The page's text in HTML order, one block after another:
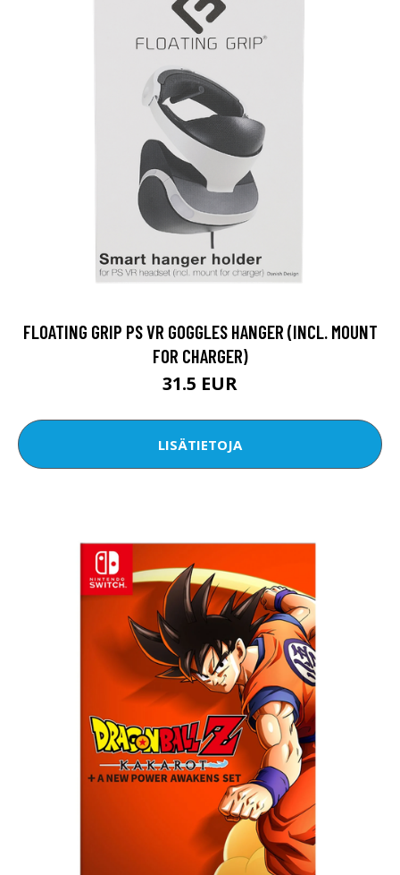
FLOATING GRIP PS VR GOGGLES HANGER (INCL. MOUNT
FOR CHARGER)
31.5 EUR
LISÄTIETOJA